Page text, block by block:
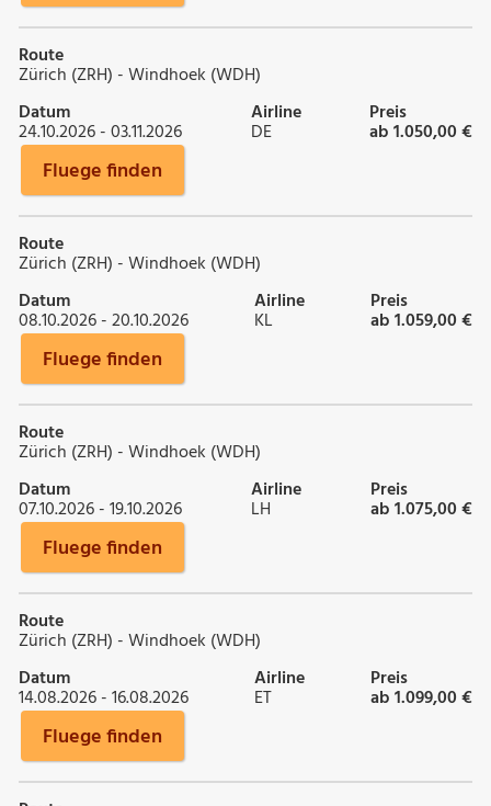
Route
Zürich (ZRH) - Windhoek (WDH)
Datum
24.10.2026 - 03.11.2026
Airline
DE
Preis
ab 1.050,00 €
Fluege finden
Route
Zürich (ZRH) - Windhoek (WDH)
Datum
08.10.2026 - 20.10.2026
Airline
KL
Preis
ab 1.059,00 €
Fluege finden
Route
Zürich (ZRH) - Windhoek (WDH)
Datum
07.10.2026 - 19.10.2026
Airline
LH
Preis
ab 1.075,00 €
Fluege finden
Route
Zürich (ZRH) - Windhoek (WDH)
Datum
14.08.2026 - 16.08.2026
Airline
ET
Preis
ab 1.099,00 €
Fluege finden